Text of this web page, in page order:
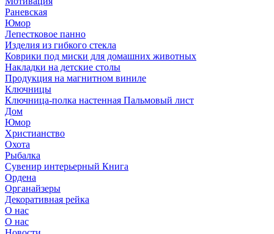
Раневская
Юмор
Лепестковое панно
Изделия из гибкого стекла
Коврики под миски для домашних животных
Накладки на детские столы
Продукция на магнитном виниле
Ключницы
Ключница-полка настенная Пальмовый лист
Дом
Юмор
Христианство
Охота
Рыбалка
Сувенир интерьерный Книга
Ордена
Органайзеры
Декоративная рейка
О нас
О нас